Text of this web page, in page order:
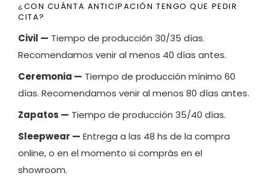
¿CON CUÁNTA ANTICIPACIÓN TENGO QUE PEDIR
CITA?
Civil — Tiempo de producción 30/35 días.
Recomendamos venir al menos 40 días antes.
Ceremonia — Tiempo de producción mínimo 60
días. Recomendamos venir al menos 80 días antes.
Zapatos — Tiempo de producción 35/40 días.
Sleepwear — Entrega a las 48 hs de la compra
online, o en el momento si comprás en el
showroom.